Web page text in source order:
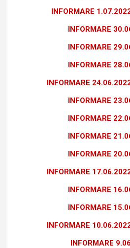
INFORMARE
INFORMARE
INFORMARE
INFORMARE
INFORMARE
INFORMARE
INFORMARE
INFORMARE
INFORMARE
INFORMARE
INFORMARE
INFORMARE
INFORMARE
INFORMARE